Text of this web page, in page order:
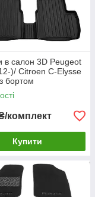
в салон 3D Peugeot
)/ Citroen C-Elysse
бортом
комплект
Купити